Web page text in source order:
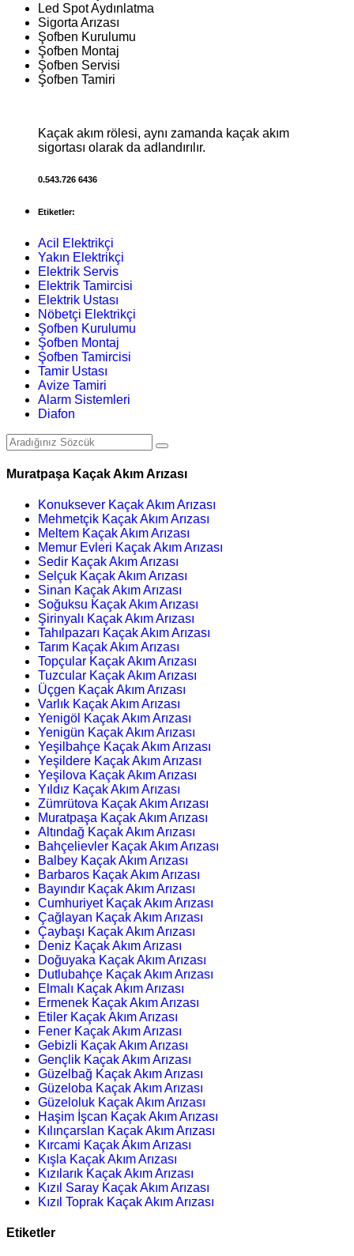
Led Spot Aydınlatma
Sigorta Arızası
Şofben Kurulumu
Şofben Montaj
Şofben Servisi
Şofben Tamiri
Kaçak akım rölesi, aynı zamanda kaçak akım
sigortası olarak da adlandırılır.
0.543.726 6436
Etiketler:
Acil Elektrikçi
Yakın Elektrikçi
Elektrik Servis
Elektrik Tamircisi
Elektrik Ustası
Nöbetçi Elektrikçi
Şofben Kurulumu
Şofben Montaj
Şofben Tamircisi
Tamir Ustası
Avize Tamiri
Alarm Sistemleri
Diafon
Muratpaşa Kaçak Akım Arızası
Konuksever Kaçak Akım Arızası
Mehmetçik Kaçak Akım Arızası
Meltem Kaçak Akım Arızası
Memur Evleri Kaçak Akım Arızası
Sedir Kaçak Akım Arızası
Selçuk Kaçak Akım Arızası
Sinan Kaçak Akım Arızası
Soğuksu Kaçak Akım Arızası
Şirinyalı Kaçak Akım Arızası
Tahılpazarı Kaçak Akım Arızası
Tarım Kaçak Akım Arızası
Topçular Kaçak Akım Arızası
Tuzcular Kaçak Akım Arızası
Üçgen Kaçak Akım Arızası
Varlık Kaçak Akım Arızası
Yenigöl Kaçak Akım Arızası
Yenigün Kaçak Akım Arızası
Yeşilbahçe Kaçak Akım Arızası
Yeşildere Kaçak Akım Arızası
Yeşilova Kaçak Akım Arızası
Yıldız Kaçak Akım Arızası
Zümrütova Kaçak Akım Arızası
Muratpaşa Kaçak Akım Arızası
Altındağ Kaçak Akım Arızası
Bahçelievler Kaçak Akım Arızası
Balbey Kaçak Akım Arızası
Barbaros Kaçak Akım Arızası
Bayındır Kaçak Akım Arızası
Cumhuriyet Kaçak Akım Arızası
Çağlayan Kaçak Akım Arızası
Çaybaşı Kaçak Akım Arızası
Deniz Kaçak Akım Arızası
Doğuyaka Kaçak Akım Arızası
Dutlubahçe Kaçak Akım Arızası
Elmalı Kaçak Akım Arızası
Ermenek Kaçak Akım Arızası
Etiler Kaçak Akım Arızası
Fener Kaçak Akım Arızası
Gebizli Kaçak Akım Arızası
Gençlik Kaçak Akım Arızası
Güzelbağ Kaçak Akım Arızası
Güzeloba Kaçak Akım Arızası
Güzeloluk Kaçak Akım Arızası
Haşim İşcan Kaçak Akım Arızası
Kılınçarslan Kaçak Akım Arızası
Kırcami Kaçak Akım Arızası
Kışla Kaçak Akım Arızası
Kızılarık Kaçak Akım Arızası
Kızıl Saray Kaçak Akım Arızası
Kızıl Toprak Kaçak Akım Arızası
Etiketler